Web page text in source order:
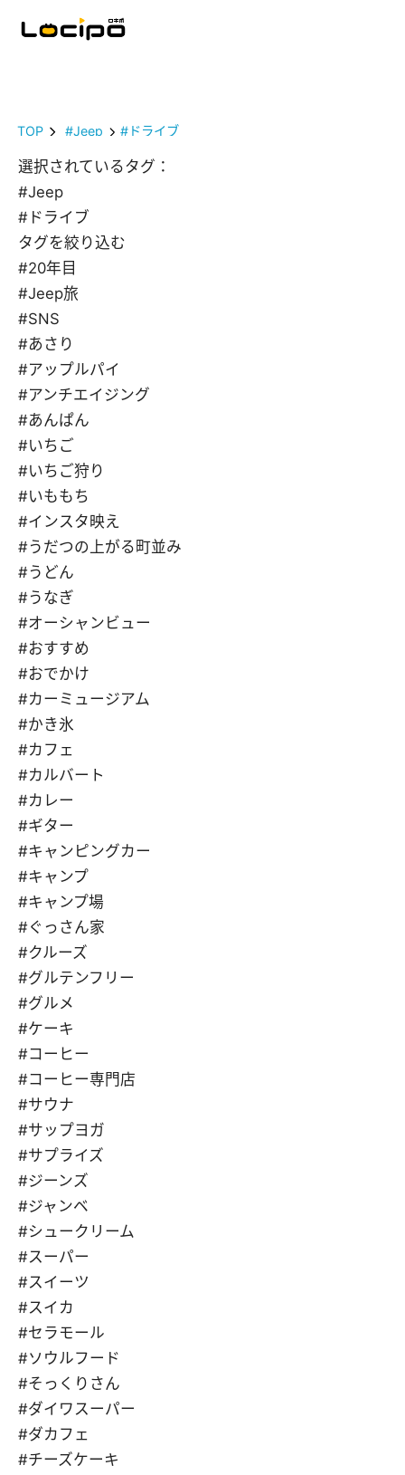
TOP #Jeep #ドライブ
選択されているタグ：
#Jeep
#ドライブ
タグを絞り込む
#20年目
#Jeep旅
#SNS
#あさり
#アップルパイ
#アンチエイジング
#あんぱん
#いちご
#いちご狩り
#いももち
#インスタ映え
#うだつの上がる町並み
#うどん
#うなぎ
#オーシャンビュー
#おすすめ
#おでかけ
#カーミュージアム
#かき氷
#カフェ
#カルバート
#カレー
#ギター
#キャンピングカー
#キャンプ
#キャンプ場
#ぐっさん家
#クルーズ
#グルテンフリー
#グルメ
#ケーキ
#コーヒー
#コーヒー専門店
#サウナ
#サップヨガ
#サプライズ
#ジーンズ
#ジャンベ
#シュークリーム
#スーパー
#スイーツ
#スイカ
#セラモール
#ソウルフード
#そっくりさん
#ダイワスーパー
#ダカフェ
#チーズケーキ